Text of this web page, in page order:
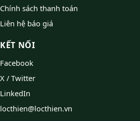
Chính sách thanh toán
Liên hệ báo giá
KẾT NỐI
Facebook
X / Twitter
LinkedIn
locthien@locthien.vn